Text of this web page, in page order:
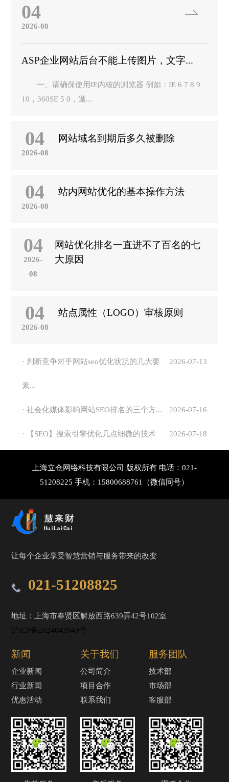
04
2026-08
ASP企业网站后台不能上传图片，文字...
一、请确保使用IE内核的浏览器 例如：IE 6 7 8 9
10，360SE 5 0，遨...
04
2026-08
网站域名到期后多久被删除
04
2026-08
站内网站优化的基本操作方法
04
2026-
08
网站优化排名一直进不了百名的七
大原因
04
2026-08
站点属性（LOGO）审核原则
2026-07-13
· 判断竞争对手网站seo优化状况的几大要
素...
2026-07-16
· 社会化媒体影响网站SEO排名的三个方...
2026-07-18
· 【SEO】搜索引擎优化几点细微的技术
上海立仓网络科技有限公司 版权所有 电话：021-
51208225 手机：15800688761（微信同号）
让每个企业享受智慧营销与服务带来的改变
021-51208825
地址：上海市奉贤区解放西路639弄42号102室
沪ICP备2024043949号
新闻
企业新闻
行业新闻
优惠活动
关于我们
公司简介
项目合作
联系我们
服务团队
技术部
市场部
客服部